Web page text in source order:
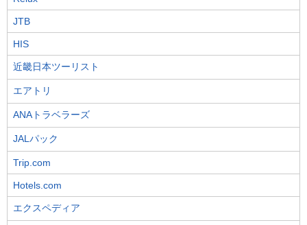
JTB
HIS
近畿日本ツーリスト
エアトリ
ANAトラベラーズ
JALパック
Trip.com
Hotels.com
エクスペディア